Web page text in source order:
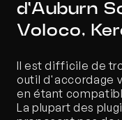
d'Auburn
Voloco,
Il est difficile de
outil d'accordage
en étant
La plupart des